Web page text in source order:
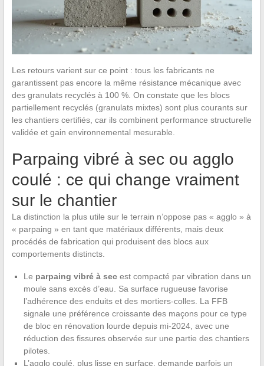
Les retours varient sur ce point : tous les fabricants ne
garantissent pas encore la même résistance mécanique avec
des granulats recyclés à 100 %. On constate que les blocs
partiellement recyclés (granulats mixtes) sont plus courants sur
les chantiers certifiés, car ils combinent performance structurelle
validée et gain environnemental mesurable.
Parpaing vibré à sec ou agglo
coulé : ce qui change vraiment
sur le chantier
La distinction la plus utile sur le terrain n’oppose pas « agglo » à
« parpaing » en tant que matériaux différents, mais deux
procédés de fabrication qui produisent des blocs aux
comportements distincts.
Le parpaing vibré à secest compacté par vibration dans un
moule sans excès d’eau. Sa surface rugueuse favorise
l’adhérence des enduits et des mortiers-colles. La FFB
signale une préférence croissante des maçons pour ce type
de bloc en rénovation lourde depuis mi-2024, avec une
réduction des fissures observée sur une partie des chantiers
pilotes.
L’agglo coulé, plus lisse en surface, demande parfois un